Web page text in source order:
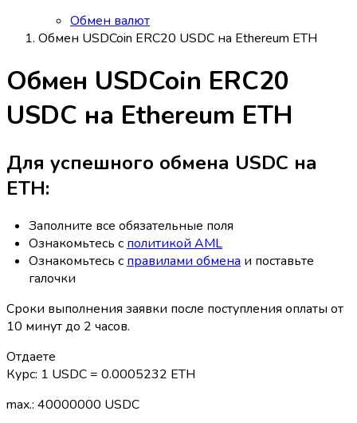
Обмен валют
Обмен USDCoin ERC20 USDC на Ethereum ETH
Обмен USDCoin ERC20
USDC на Ethereum ETH
Для успешного обмена USDC на
ETH:
Заполните все обязательные поля
Ознакомьтесь с политикой AML
Ознакомьтесь с правилами обмена и поставьте
галочки
Сроки выполнения заявки после поступления оплаты от
10 минут до 2 часов.
Отдаете
Курс: 1 USDC = 0.0005232 ETH
max.: 40000000 USDC